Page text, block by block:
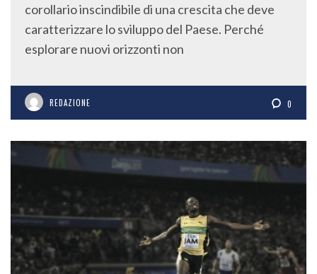
corollario inscindibile di una crescita che deve
caratterizzare lo sviluppo del Paese. Perché
esplorare nuovi orizzonti non
REDAZIONE 0